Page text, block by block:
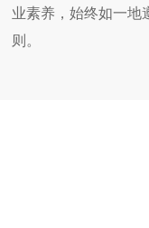
业素养，始终如一地
则。